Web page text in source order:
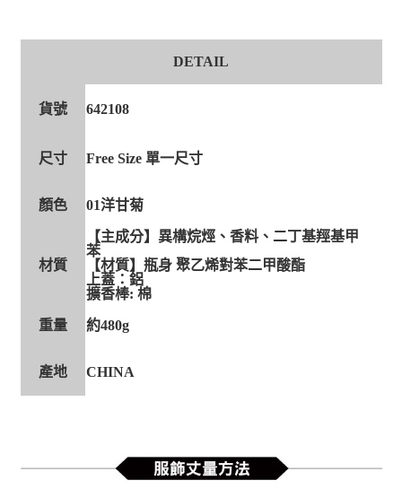
DETAIL
貨號 642108
尺寸 Free Size 單一尺寸
顏色 01洋甘菊
材質
【主成分】異構烷烴、香料、二丁基羥基甲
苯
【材質】瓶身 聚乙烯對苯二甲酸酯
上蓋：鋁
擴香棒: 棉
重量 約480g
產地 CHINA